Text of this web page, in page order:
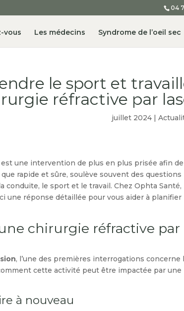
04
Syndrome de l’oeil sec
Les médecins
vous
le sport et
réfractive par
|
une intervention de plus en plus prisée afin de
rapide et sûre, soulève souvent des questions
conduite, le sport et le travail. Chez Ophta Santé,
une réponse détaillée pour vous aider à planifier
chirurgie réfractive par
, l’une des premières interrogations concerne
cette activité peut être impactée par une
à nouveau